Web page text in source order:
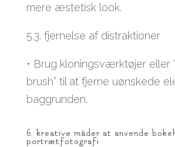
mere æstetisk look.
5.3. fjernelse af distraktioner
• Brug kloningsværktøjer eller
brush” til at fjerne uønskede
baggrunden.
6. kreative måder at anvende
portrætfotografi